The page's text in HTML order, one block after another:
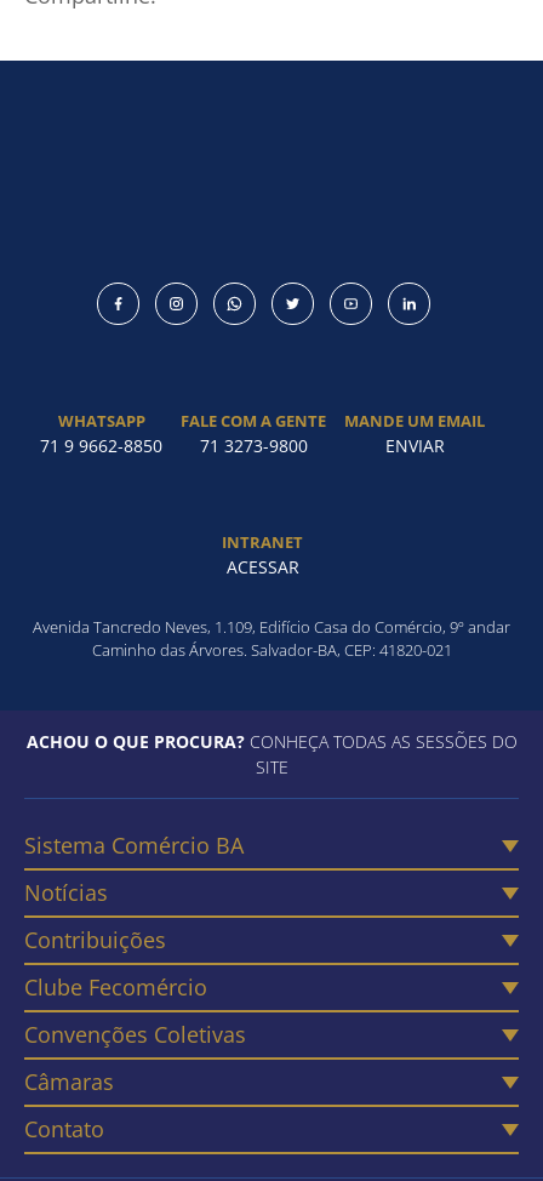
WHATSAPP
71 9 9662-8850
FALE COM A GENTE
71 3273-9800
MANDE UM EMAIL
ENVIAR
INTRANET
ACESSAR
Avenida Tancredo Neves, 1.109, Edifício Casa do Comércio, 9º andar
Caminho das Árvores. Salvador-BA, CEP: 41820-021
ACHOU O QUE PROCURA?CONHEÇA TODAS AS SESSÕES DO
SITE
Sistema Comércio BA
Notícias
Contribuições
Clube Fecomércio
Convenções Coletivas
Câmaras
Contato